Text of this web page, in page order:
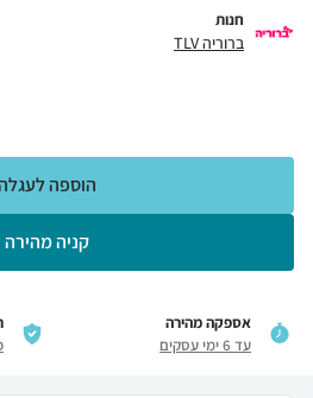
חנות
ברוריה TLV
קניה מהירה
הוספה לעגלה
אספקה מהירה
עד 6 ימי עסקים